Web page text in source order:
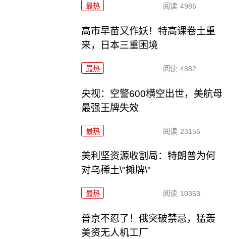
最热 阅读 4986
高市早苗又作妖！特高课卷土重
来，日本三重困境
最热 阅读 4382
央视：空警600横空出世，美航母
最强王牌失效
最热 阅读 23156
美利坚资源收割局：特朗普为何
对乌稀土\"摊牌\"
最热 阅读 10353
普京不忍了！俄突破禁忌，猛轰
美资无人机工厂